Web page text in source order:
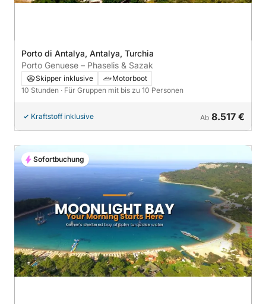
Porto di Antalya, Antalya, Turchia
Porto Genuese – Phaselis & Sazak
Skipper inklusive
Motorboot
10 Stunden · Für Gruppen mit bis zu 10 Personen
Kraftstoff inklusive Ab 8.517 €
Sofortbuchung